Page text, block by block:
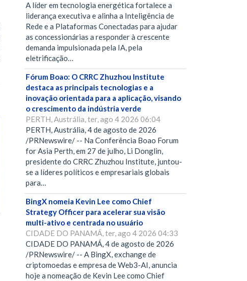
A líder em tecnologia energética fortalece a
liderança executiva e alinha a Inteligência de
Rede e a Plataformas Conectadas para ajudar
as concessionárias a responder à crescente
demanda impulsionada pela IA, pela
eletrificação…
Fórum Boao: O CRRC Zhuzhou Institute
destaca as principais tecnologias e a
inovação orientada para a aplicação, visando
o crescimento da indústria verde
PERTH, Austrália, ter, ago 4 2026 06:04
PERTH, Austrália, 4 de agosto de 2026
/PRNewswire/ -- Na Conferência Boao Forum
for Asia Perth, em 27 de julho, Li Donglin,
presidente do CRRC Zhuzhou Institute, juntou-
se a líderes políticos e empresariais globais
para…
BingX nomeia Kevin Lee como Chief
Strategy Officer para acelerar sua visão
multi-ativo e centrada no usuário
CIDADE DO PANAMÁ, ter, ago 4 2026 04:33
CIDADE DO PANAMÁ, 4 de agosto de 2026
/PRNewswire/ -- A BingX, exchange de
criptomoedas e empresa de Web3-AI, anuncia
hoje a nomeação de Kevin Lee como Chief